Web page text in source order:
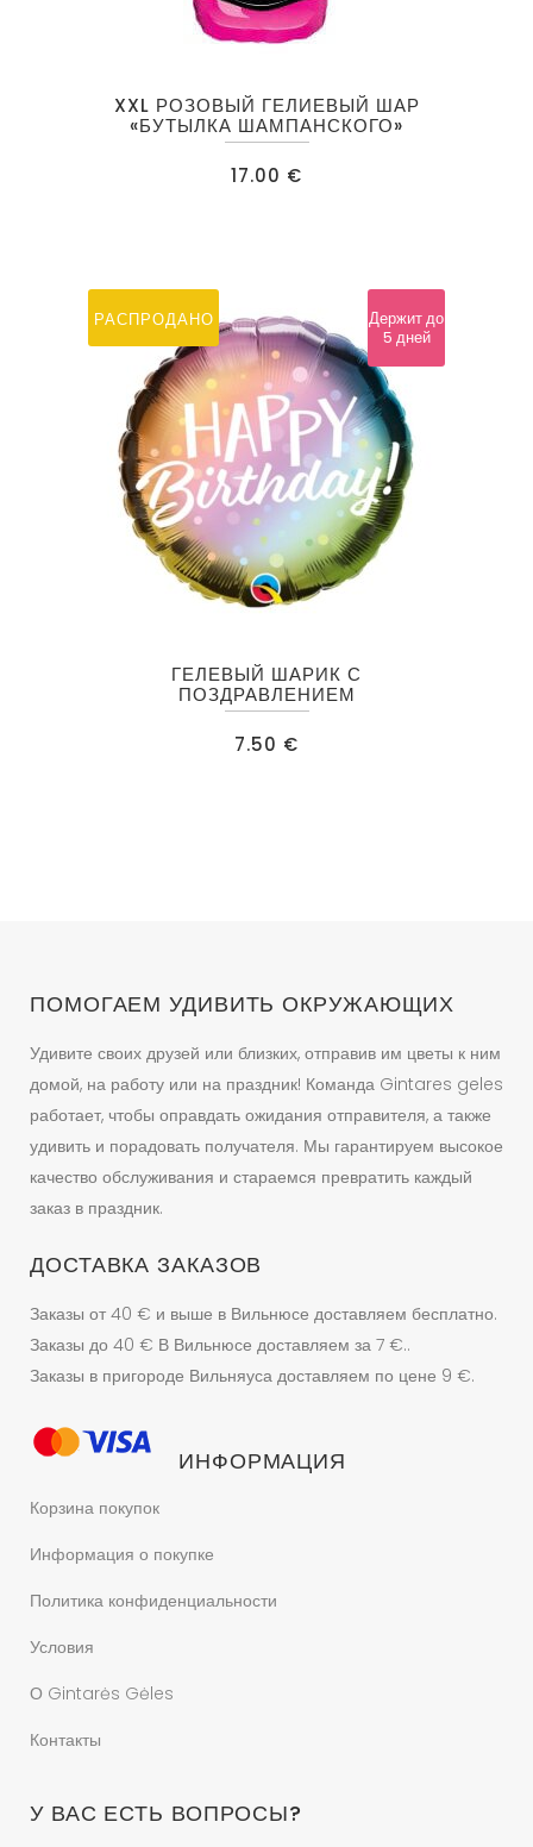
XXL РОЗОВЫЙ ГЕЛИЕВЫЙ ШАР
«БУТЫЛКА ШАМПАНСКОГО»
17.00 €
РАСПРОДАНО
ГЕЛЕВЫЙ ШАРИК С
ПОЗДРАВЛЕНИЕМ
7.50 €
Держит до
5 дней
ПОМОГАЕМ УДИВИТЬ ОКРУЖАЮЩИХ
Удивите своих друзей или близких, отправив им цветы к ним
домой, на работу или на праздник! Команда Gintares geles
работает, чтобы оправдать ожидания отправителя, а также
удивить и порадовать получателя. Мы гарантируем высокое
качество обслуживания и стараемся превратить каждый
заказ в праздник.
ДОСТАВКА ЗАКАЗОВ
Заказы от 40 € и выше в Вильнюсе доставляем бесплатно.
Заказы до 40 € В Вильнюсе доставляем за 7 €..
Заказы в пригороде Вильняуса доставляем по цене 9 €.
ИНФОРМАЦИЯ
Корзина покупок
Информация о покупке
Политика конфиденциальности
Условия
О Gintarės Gėles
Контакты
У ВАС ЕСТЬ ВОПРОСЫ?